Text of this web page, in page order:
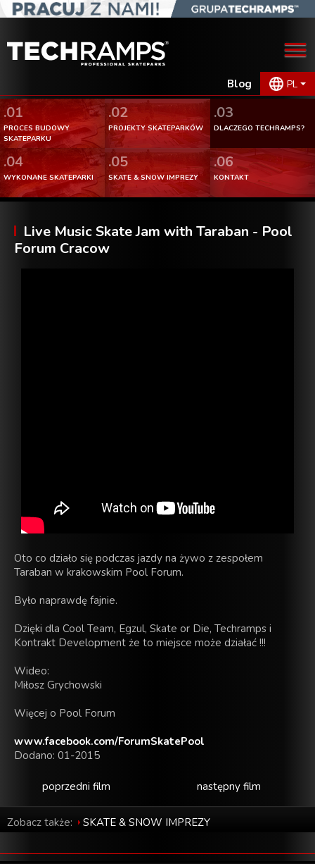
Blog PL
.01
PROCES BUDOWY
SKATEPARKU
.02
PROJEKTY SKATEPARKÓW
.03
DLACZEGO TECHRAMPS?
.04
WYKONANE SKATEPARKI
.05
SKATE & SNOW IMPREZY
.06
KONTAKT
Live Music Skate Jam with Taraban - Pool
Forum Cracow
Oto co działo się podczas jazdy na żywo z zespołem
Taraban w krakowskim Pool Forum.
Było naprawdę fajnie.
Dzięki dla Cool Team, Egzul, Skate or Die, Techramps i
Kontrakt Development że to miejsce może działać !!!
Wideo:
Miłosz Grychowski
Więcej o Pool Forum
www.facebook.com/ForumSkatePool
Dodano: 01-2015
następny film
poprzedni film
Zobacz także: SKATE & SNOW IMPREZY